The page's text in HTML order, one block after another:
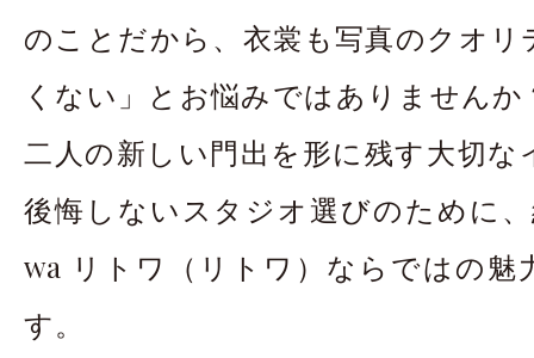
のことだから、衣裳も写真のクオリ
くない」とお悩みではありません
二人の新しい門出を形に残す大切な
後悔しないスタジオ選びのために
wa リトワ（リトワ）ならではの魅
す。